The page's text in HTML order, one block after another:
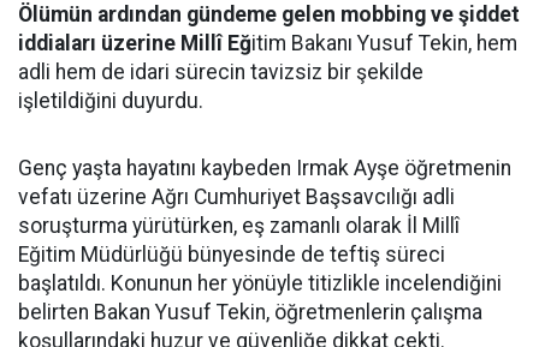
Ölümün ardından gündeme gelen mobbing ve şiddet
iddiaları üzerine Millî Eğitim Bakanı Yusuf Tekin, hem
adli hem de idari sürecin tavizsiz bir şekilde
işletildiğini duyurdu.
Genç yaşta hayatını kaybeden Irmak Ayşe öğretmenin
vefatı üzerine Ağrı Cumhuriyet Başsavcılığı adli
soruşturma yürütürken, eş zamanlı olarak İl Millî
Eğitim Müdürlüğü bünyesinde de teftiş süreci
başlatıldı. Konunun her yönüyle titizlikle incelendiğini
belirten Bakan Yusuf Tekin, öğretmenlerin çalışma
koşullarındaki huzur ve güvenliğe dikkat çekti.